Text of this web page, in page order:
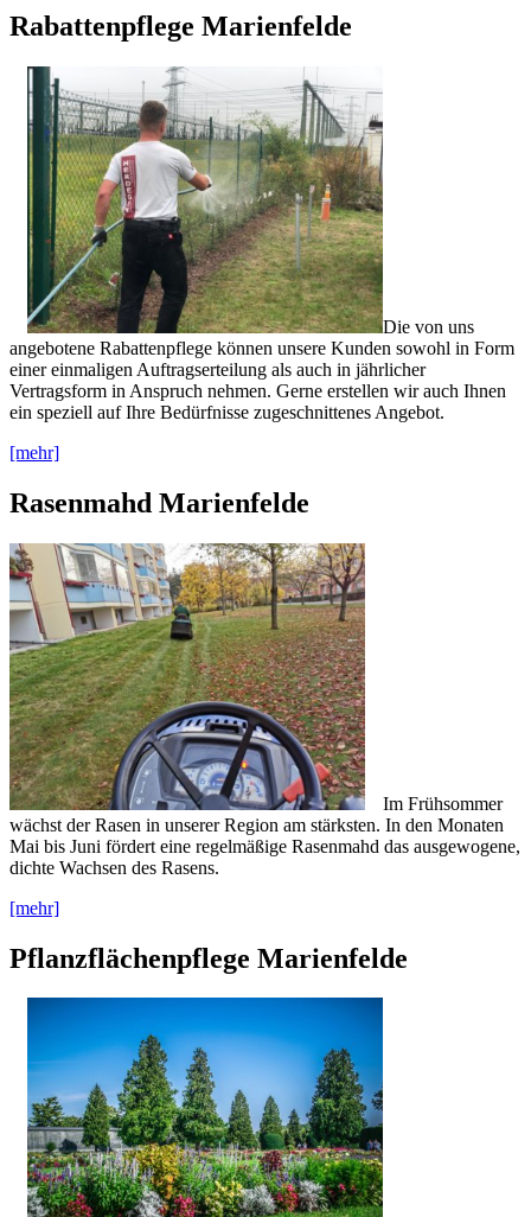
Rabattenpflege Marienfelde
Die von uns
angebotene Rabattenpflege können unsere Kunden sowohl in Form
einer einmaligen Auftragserteilung als auch in jährlicher
Vertragsform in Anspruch nehmen. Gerne erstellen wir auch Ihnen
ein speziell auf Ihre Bedürfnisse zugeschnittenes Angebot.
[mehr]
Rasenmahd Marienfelde
Im Frühsommer
wächst der Rasen in unserer Region am stärksten. In den Monaten
Mai bis Juni fördert eine regelmäßige Rasenmahd das ausgewogene,
dichte Wachsen des Rasens.
[mehr]
Pflanzflächenpflege Marienfelde